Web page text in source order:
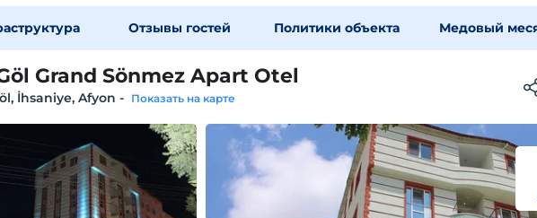
Отзывы гостей Политики объекта Медовый
Grand Sönmez Apart Otel
İhsaniye, Afyon - Показать на карте